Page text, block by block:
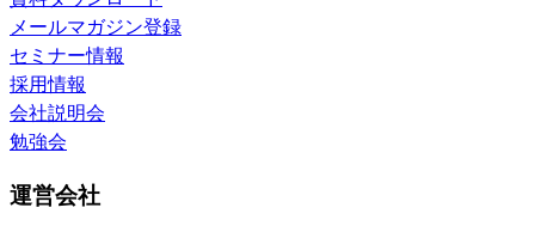
メールマガジン登録
セミナー情報
採用情報
会社説明会
勉強会
運営会社